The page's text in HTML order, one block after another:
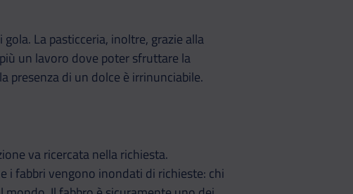
La pasticceria, inoltre, grazie alla
un lavoro dove poter sfruttare la
presenza di un dolce è irrinunciabile.
va ricercata nella richiesta.
i fabbri vengono inondati di richieste: chi